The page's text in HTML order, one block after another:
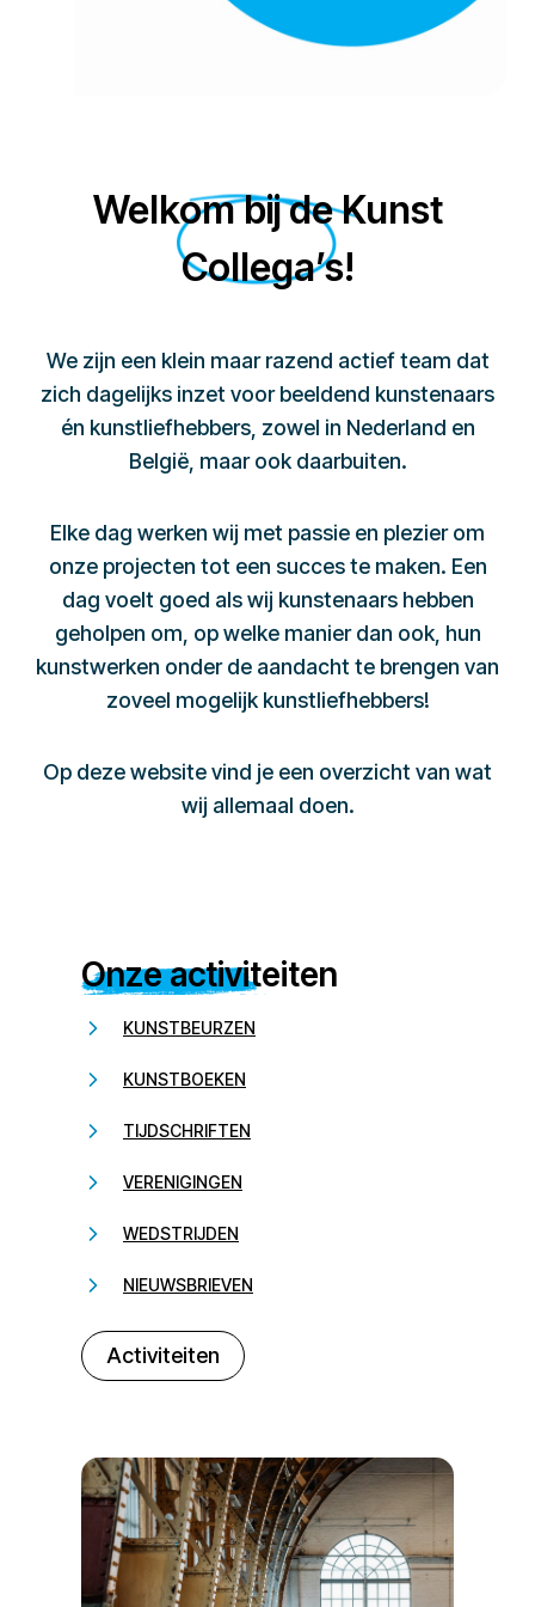
Welkom bij de Kunst
Collega’s!
We zijn een klein maar razend actief team dat
zich dagelijks inzet voor beeldend kunstenaars
én kunstliefhebbers, zowel in Nederland en
België, maar ook daarbuiten.
Elke dag werken wij met passie en plezier om
onze projecten tot een succes te maken. Een
dag voelt goed als wij kunstenaars hebben
geholpen om, op welke manier dan ook, hun
kunstwerken onder de aandacht te brengen van
zoveel mogelijk kunstliefhebbers!
Op deze website vind je een overzicht van wat
wij allemaal doen.
Onze activiteiten
KUNSTBEURZEN
KUNSTBOEKEN
TIJDSCHRIFTEN
VERENIGINGEN
WEDSTRIJDEN
NIEUWSBRIEVEN
Activiteiten
232323